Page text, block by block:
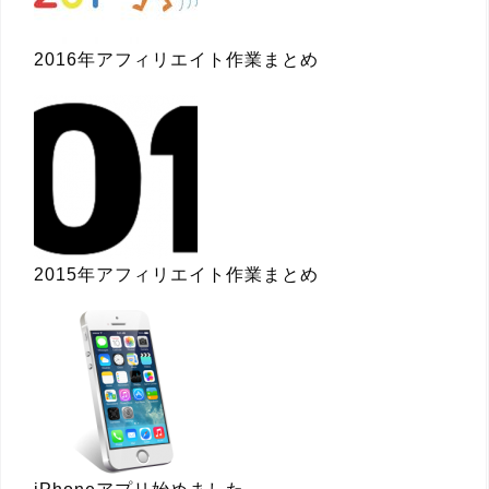
2016年アフィリエイト作業まとめ
2015年アフィリエイト作業まとめ